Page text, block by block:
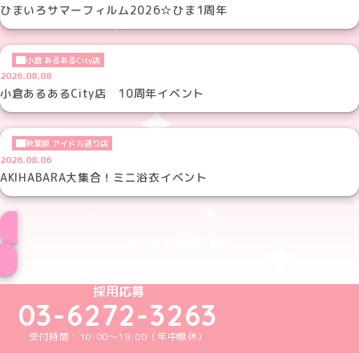
ひまいろサマーフィルム2026☆ひま1周年
小倉 あるあるCity店
2026.08.08
小倉あるあるCity店 10周年イベント
秋葉原 アイドル通り店
2026.08.06
AKIHABARA大集合！ミニ浴衣イベント
めいどりーみんTikTok公式アカウント
めいどりーみんX公式アカウント
めいどりーみんInstagram公式アカウント
めいどりーみんFacebook公式アカウン
めいどりーみんYouTube公式アカ
採用応募
03-6272-3263
受付時間：10:00～19:00（年中無休）